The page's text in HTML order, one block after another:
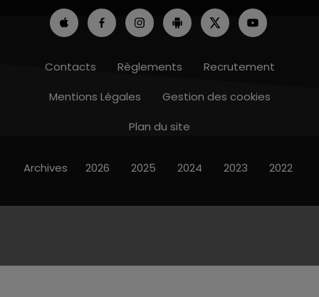
Contacts Règlements
Recrutement
Mentions Légales
Gestion des cookies
Plan du site
Archives 2026 2025 2024 2023 2022